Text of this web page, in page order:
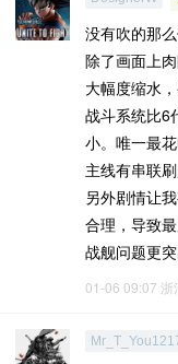
没有吹的那么
除了画面上
大幅度缩水
战斗系统比6
小。唯一最
主线有串联刷
另外剧情让
合理，导致
战舰问题更突
01-06 09:07 浙